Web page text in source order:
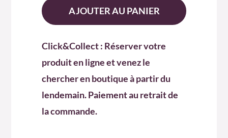
PERLE
37.5
CL
AJOUTER AU PANIER
Click&Collect : Réserver votre
produit en ligne et venez le
chercher en boutique à partir du
lendemain. Paiement au retrait de
la commande.